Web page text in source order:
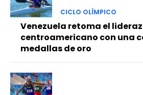
CICLO OLÍMPICO
Venezuela retoma el
centroamericano con una
medallas de oro